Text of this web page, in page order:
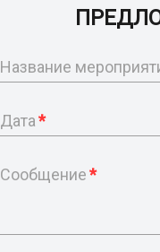
Название
Дата*
Сообщение*